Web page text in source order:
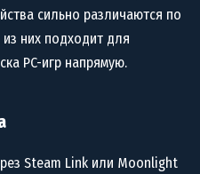
сильно различаются по
них подходит для
PC-игр напрямую.
Steam Link или Moonlight